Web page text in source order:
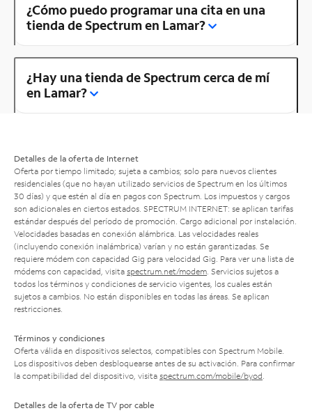
¿Cómo puedo programar una cita en una
tienda de Spectrum en Lamar?
¿Hay una tienda de Spectrum cerca de mí
en Lamar?
Detalles de la oferta de Internet
Oferta por tiempo limitado; sujeta a cambios; solo para nuevos clientes
residenciales (que no hayan utilizado servicios de Spectrum en los últimos
30 días) y que estén al día en pagos con Spectrum. Los impuestos y cargos
son adicionales en ciertos estados. SPECTRUM INTERNET: se aplican tarifas
estándar después del período de promoción. Cargo adicional por instalación.
Velocidades basadas en conexión alámbrica. Las velocidades reales
(incluyendo conexión inalámbrica) varían y no están garantizadas. Se
requiere módem con capacidad Gig para velocidad Gig. Para ver una lista de
módems con capacidad, visita spectrum.net/modem . Servicios sujetos a
todos los términos y condiciones de servicio vigentes, los cuales están
sujetos a cambios. No están disponibles en todas las áreas. Se aplican
restricciones.
Términos y condiciones
Oferta válida en dispositivos selectos, compatibles con Spectrum Mobile.
Los dispositivos deben desbloquearse antes de su activación. Para confirmar
la compatibilidad del dispositivo, visita spectrum.com/mobile/byod
Detalles de la oferta de TV por cable